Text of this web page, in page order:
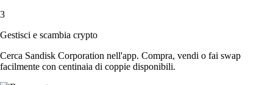
3
Gestisci e scambia crypto
Cerca Sandisk Corporation nell'app. Compra, vendi o fai swap
facilmente con centinaia di coppie disponibili.